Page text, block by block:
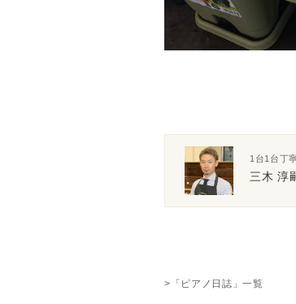
1台1台丁
三木 淳
>「ピアノ日誌」一覧